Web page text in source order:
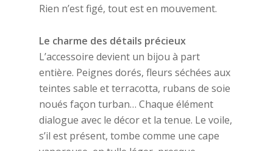
Rien n’est figé, tout est en mouvement.
Le charme des détails précieux
L’accessoire devient un bijou à part
entière. Peignes dorés, fleurs séchées aux
teintes sable et terracotta, rubans de soie
noués façon turban… Chaque élément
dialogue avec le décor et la tenue. Le voile,
s’il est présent, tombe comme une cape